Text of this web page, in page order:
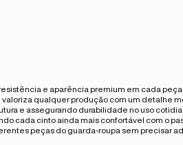
e aparência premium em cada peça
qualquer produção com um detalhe
e assegurando durabilidade no uso
cada cinto ainda mais confortável com o
peças do guarda-roupa sem precisar